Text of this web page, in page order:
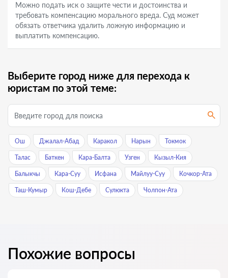
Можно подать иск о защите чести и достоинства и
требовать компенсацию морального вреда. Суд может
обязать ответчика удалить ложную информацию и
выплатить компенсацию.
Выберите город ниже для перехода к
юристам по этой теме:
Ош Джалал-Абад Каракол Нарын Токмок
Талас Баткен Кара-Балта Узген Кызыл-Кия
Балыкчы Кара-Суу Исфана Майлуу-Суу Кочкор-Ата
Таш-Кумыр Кош-Дебе Сулюкта Чолпон-Ата
Похожие вопросы